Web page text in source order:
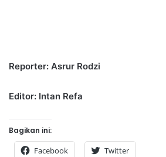
Reporter: Asrur Rodzi
Editor: Intan Refa
Bagikan ini:
Facebook Twitter